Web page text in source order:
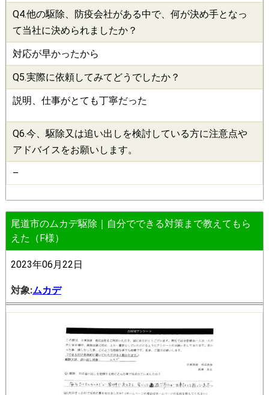
Q4.他の駆除、 防疫会社がある中で、何が決め手となっ
て当社に決められましたか？
対応が早かったから
Q5.実際に依頼してみてどうでしたか？
説明、仕事がとても丁寧だった
Q6.今、駆除又は追い出しを検討している方に注意点や
アドバイスをお願いします。
–
尾道市のムカデ駆除｜自分でできる対策まで教えてもら
えた（F様）
2023年06月22日
対象:ムカデ